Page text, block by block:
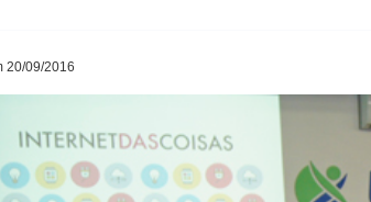
20/09/2016